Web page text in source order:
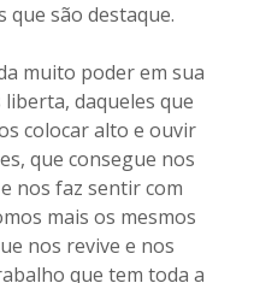
que são destaque.
muito poder em sua
daqueles que
colocar alto e ouvir
que consegue nos
nos faz sentir com
mais os mesmos
nos revive e nos
que tem toda a